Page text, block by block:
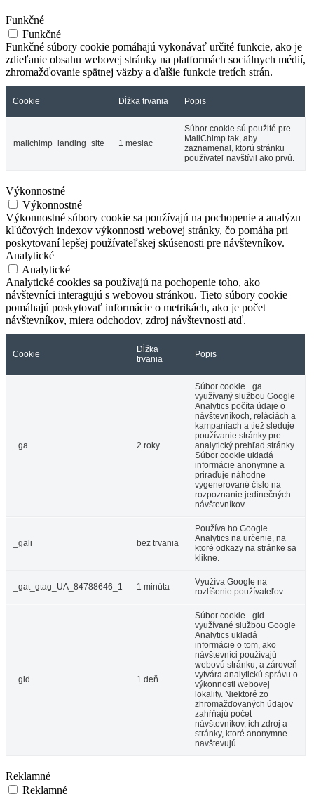
Funkčné
Funkčné
Funkčné súbory cookie pomáhajú vykonávať určité funkcie, ako je
zdieľanie obsahu webovej stránky na platformách sociálnych médií,
zhromažďovanie spätnej väzby a ďalšie funkcie tretích strán.
Cookie Dĺžka trvania Popis
mailchimp_landing_site 1 mesiac
Súbor cookie sú použité pre
MailChimp tak, aby
zaznamenal, ktorú stránku
používateľ navštívil ako prvú.
Výkonnostné
Výkonnostné
Výkonnostné súbory cookie sa používajú na pochopenie a analýzu
kľúčových indexov výkonnosti webovej stránky, čo pomáha pri
poskytovaní lepšej používateľskej skúsenosti pre návštevníkov.
Analytické
Analytické
Analytické cookies sa používajú na pochopenie toho, ako
návštevníci interagujú s webovou stránkou. Tieto súbory cookie
pomáhajú poskytovať informácie o metrikách, ako je počet
návštevníkov, miera odchodov, zdroj návštevnosti atď.
Cookie
Dĺžka
trvania
Popis
_ga 2 roky
Súbor cookie _ga
využívaný službou Google
Analytics počíta údaje o
návštevníkoch, reláciách a
kampaniach a tiež sleduje
používanie stránky pre
analytický prehľad stránky.
Súbor cookie ukladá
informácie anonymne a
priraďuje náhodne
vygenerované číslo na
rozpoznanie jedinečných
návštevníkov.
_gali bez trvania
Používa ho Google
Analytics na určenie, na
ktoré odkazy na stránke sa
klikne.
_gat_gtag_UA_84788646_1 1 minúta
Využíva Google na
rozlíšenie používateľov.
_gid 1 deň
Súbor cookie _gid
využívané službou Google
Analytics ukladá
informácie o tom, ako
návštevníci používajú
webovú stránku, a zároveň
vytvára analytickú správu o
výkonnosti webovej
lokality. Niektoré zo
zhromažďovaných údajov
zahŕňajú počet
návštevníkov, ich zdroj a
stránky, ktoré anonymne
navštevujú.
Reklamné
Reklamné